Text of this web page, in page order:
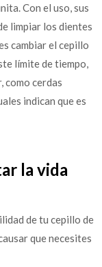
Con el uso, sus
limpiar los dientes
cambiar el cepillo
límite de tiempo,
como cerdas
indican que es
la vida
de tu cepillo de
que necesites